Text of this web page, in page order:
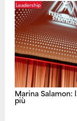
Leadership
Marina
più